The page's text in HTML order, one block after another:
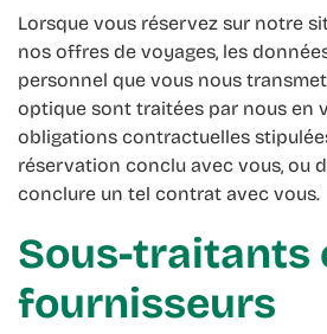
Lorsque vous réservez sur notre site internet une de
nos offres de voyages, les
personnel que vous nous
optique sont traitées par nous en
obligations contractuelles
réservation conclu avec vous, ou
conclure un tel contrat avec vous.
Sous-traitants et
fournisseurs